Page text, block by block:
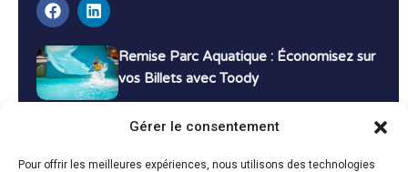
Gérer le consentement
Pour offrir les meilleures expériences, nous utilisons des technologies
Remise Parc Aquatique : Économisez sur
vos Billets avec Toody
Bons Plans Voyage : Économisez sur vos